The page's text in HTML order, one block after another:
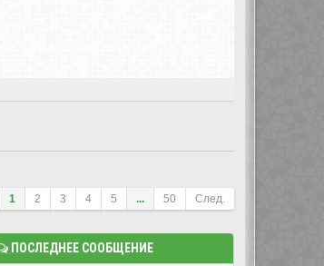
1 2 3 4 5 ... 50 След.
ПОСЛЕДНЕЕ СООБЩЕНИЕ